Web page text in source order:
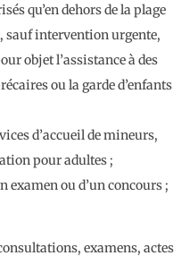
qu’en dehors de la plage
sauf intervention urgente,
objet l’assistance à des
ou la garde d’enfants
d’accueil de mineurs,
pour adultes ;
examen ou d’un concours ;
examens, actes